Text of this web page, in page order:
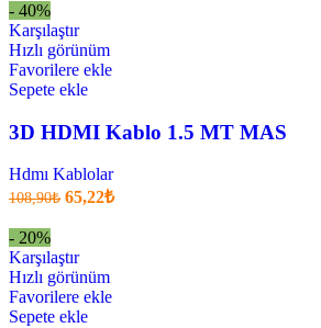
- 40%
Karşılaştır
Hızlı görünüm
Favorilere ekle
Sepete ekle
3D HDMI Kablo 1.5 MT MAS
Hdmı Kablolar
108,90₺ Orijinal
65,22₺Şu
- 20%
Karşılaştır
Hızlı görünüm
Favorilere ekle
Sepete ekle